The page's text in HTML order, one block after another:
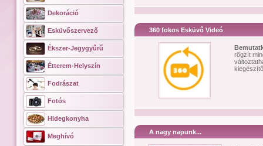
Dekoráció
Esküvőszervező
Ékszer-Jegygyűrű
Étterem-Helyszín
Fodrászat
Fotós
Hidegkonyha
Meghívó
360 fokos Esküvő Videó
rögzít
A nagy napunk...